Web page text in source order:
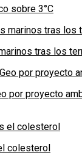
sobre 3°C
tras los
por proyecto
colesterol